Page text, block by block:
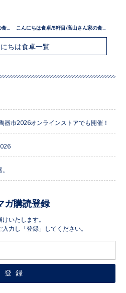
にちは食卓一覧
ガ購読登録
力し「登録」してください。